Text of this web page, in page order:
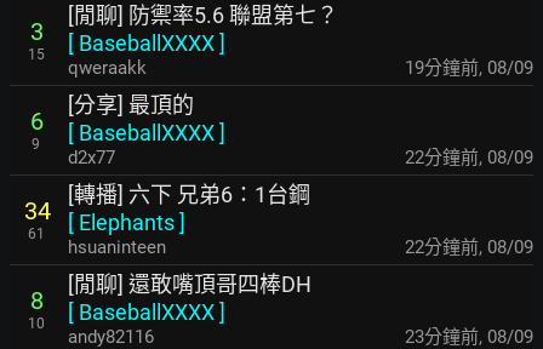
3
15
[閒聊] 防禦率5.6 聯盟第七？
[ BaseballXXXX]
qweraakk 19分鐘前, 08/09
6
9
[分享] 最頂的
[ BaseballXXXX]
d2x77 22分鐘前, 08/09
34
61
[轉播] 六下 兄弟6：1台鋼
[ Elephants]
hsuaninteen 23分鐘前, 08/09
8
10
[閒聊] 還敢嘴頂哥四棒DH
[ BaseballXXXX]
andy82116 23分鐘前, 08/09